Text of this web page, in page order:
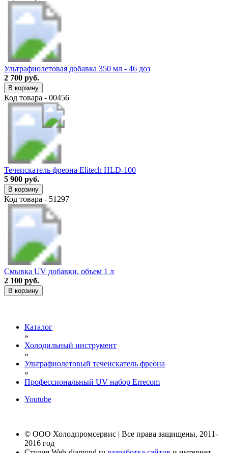
Ультрафиолетовая добавка 350 мл - 46 доз
2 700 руб.
В корзину
Код товара - 00456
Течеискатель фреона Elitech HLD-100
5 900 руб.
В корзину
Код товара - 51297
Смывка UV добавки, объем 1 л
2 100 руб.
В корзину
Каталог
»
Холодильный инструмент
»
Ультрафиолетовый течеискатель фреона
»
Профессиональный UV набор Errecom
Youtube
© ООО Холодпромсервис | Все права защищены, 2011-
2016 год